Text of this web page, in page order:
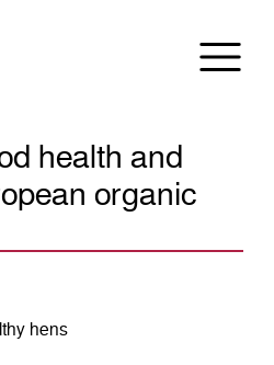
health and
organic
hens